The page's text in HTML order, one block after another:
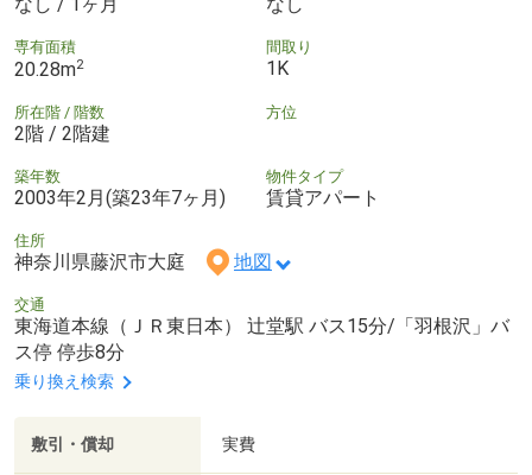
専有面積
20.28m2
間取り
1K
所在階 / 階数
2階 / 2階建
方位
築年数
2003年2月(築23年7ヶ月)
物件タイプ
賃貸アパート
住所
神奈川県藤沢市大庭 地図
交通
東海道本線（ＪＲ東日本） 辻堂駅 バス15分/「羽根沢」バ
ス停 停歩8分
乗り換え検索
敷引・償却 実費